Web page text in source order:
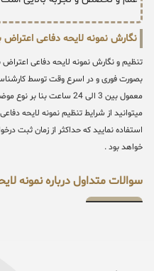
نگارش نمونه لایحه دفاعی
تنظیم و نگارش نمونه لایحه دفاعی
بصورت فوری و در اسرع وقت توسط
معمول بین 3 الی 24 ساعت
میتوانید از شرایط تنظیم نمونه لایحه
خواهد بود .
سوالات متداول درباره نمونه